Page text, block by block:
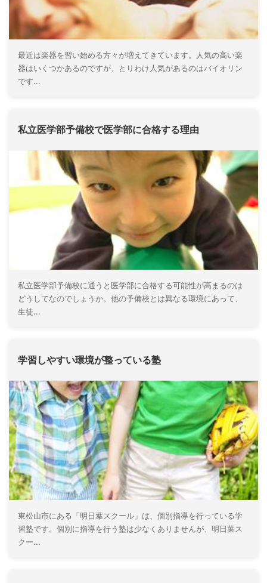
最近は楽器を習い始める方々が増えてきています。人気の高い楽
器はいくつかあるのですが、とりわけ人気があるのはバイオリン
です...
私立医学部予備校で医学部に合格する理由
私立医学部予備校に通うと医学部に合格する可能性が高まるのは
どうしてなのでしょうか。他の予備校とは異なる環境にあって、
生徒...
学習しやすい環境が整っている塾
東松山市にある「明日葉スクール」は、個別指導を行っている学
習塾です。個別に指導を行う塾は少なくありませんが、明日葉ス
クー...